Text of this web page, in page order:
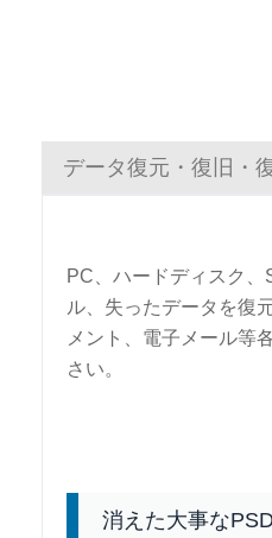
データ復元・復旧・
PC、ハードディスク
ル、失ったデータを復
メント、電子メール等
さい。
消えた大事な